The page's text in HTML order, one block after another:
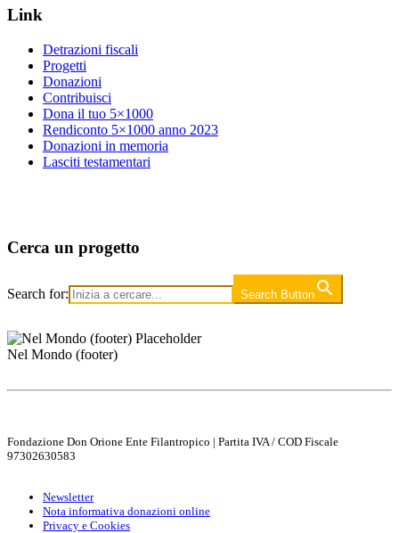
Link
Detrazioni fiscali
Progetti
Donazioni
Contribuisci
Dona il tuo 5×1000
Rendiconto 5×1000 anno 2023
Donazioni in memoria
Lasciti testamentari
Cerca un progetto
Search for: Search Button
Nel Mondo (footer)
Fondazione Don Orione Ente Filantropico | Partita IVA / COD Fiscale
97302630583
Newsletter
Nota informativa donazioni online
Privacy e Cookies